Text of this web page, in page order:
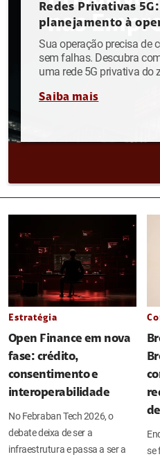
Redes Privativas
planejamento à
Sua operação precisa de
sem falhas. Descubra
uma rede 5G privativa do
Saiba mais
Estratégia
Open Finance em nova
fase: crédito,
consentimento e
interoperabilidade
No Febraban Tech 2026, o
debate deixa de ser a
infraestrutura e passa a ser a
se